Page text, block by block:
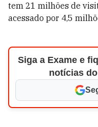
tem 21 milhões de
acessado por 4,5
Siga a Exame e
notícias